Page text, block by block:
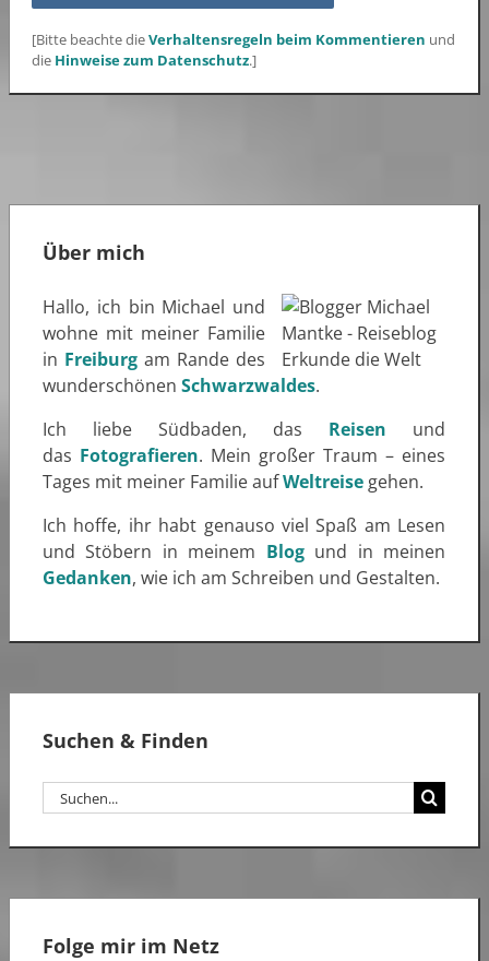
[Bitte beachte dieVerhaltensregeln beim Kommentieren und
die Hinweise zum Datenschutz.]
Über mich
Hallo, ich bin Michael und
wohne mit meiner Familie
in Freiburg am Rande des
wunderschönen Schwarzwaldes.
Ich liebe Südbaden, das Reisen und
das Fotografieren. Mein großer Traum – eines
Tages mit meiner Familie aufWeltreise gehen.
Ich hoffe, ihr habt genauso viel Spaß am Lesen
und Stöbern in meinem Blog und in meinen
Gedanken, wie ich am Schreiben und Gestalten.
Suchen & Finden
Suche
nach:
Folge mir im Netz